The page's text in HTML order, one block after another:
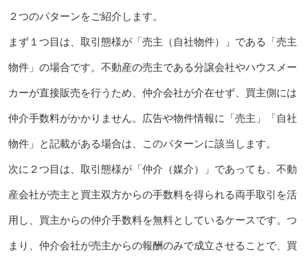
２つのパターンをご紹介します。
まず１つ目は、取引態様が「売主（自社物件）」である「売主
物件」の場合です。不動産の売主である分譲会社やハウスメー
カーが直接販売を行うため、仲介会社が介在せず、買主側には
仲介手数料がかかりません。広告や物件情報に「売主」「自社
物件」と記載がある場合は、このパターンに該当します。
次に２つ目は、取引態様が「仲介（媒介）」であっても、不動
産会社が売主と買主双方からの手数料を得られる両手取引を活
用し、買主からの仲介手数料を無料としているケースです。つ
まり、仲介会社が売主からの報酬のみで成立させることで、買